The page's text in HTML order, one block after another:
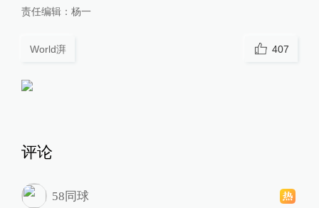
责任编辑： 杨一
World湃 407
评论
58同球